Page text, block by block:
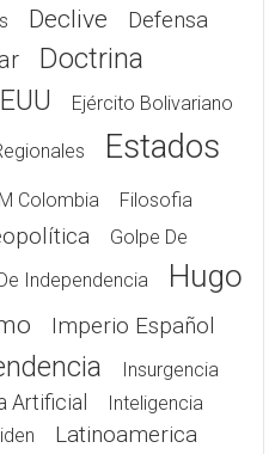
Declive
Defensa
Doctrina
Ejército Bolivariano
Estados
Colombia
Filosofia
Golpe De
Independencia
Hugo
Imperio Español
Insurgencia
Artificial
Inteligencia
Latinoamerica